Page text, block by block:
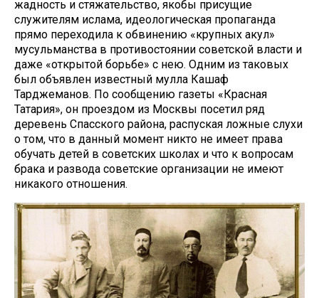
жадность и стяжательство, якобы присущие
служителям ислама, идеологическая пропаганда
прямо переходила к обвинению «крупных акул»
мусульманства в противостоянии советской власти и
даже «открытой борьбе» с нею. Одним из таковых
был объявлен известный мулла Кашаф
Тарджеманов. По сообщению газеты «Красная
Татария», он проездом из Москвы посетил ряд
деревень Спасского района, распуская ложные слухи
о том, что в данный момент никто не имеет права
обучать детей в советских школах и что к вопросам
брака и развода советские организации не имеют
никакого отношения.